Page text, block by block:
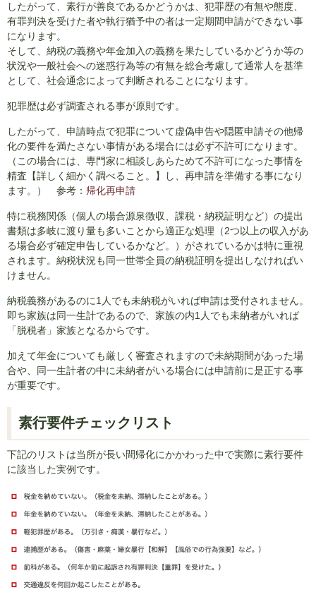
したがって、素行が善良であるかどうかは、犯罪歴の有無や態度、
有罪判決を受けた者や執行猶予中の者は一定期間申請ができない事
になります。
そして、納税の義務や年金加入の義務を果たしているかどうか等の
状況や一般社会への迷惑行為等の有無を総合考慮して通常人を基準
として、社会通念によって判断されることになります。
犯罪歴は必ず調査される事が原則です。
したがって、申請時点で犯罪について虚偽申告や隠匿申請その他帰
化の要件を満たさない事情がある場合には必ず不許可になります。
（この場合には、専門家に相談しあらためて不許可になった事情を
精査【詳しく細かく調べること。】し、再申請を準備する事になり
ます。） 参考： 帰化再申請
特に税務関係（個人の場合源泉徴収、課税・納税証明など）の提出
書類は多岐に渡り量も多いことから適正な処理（2つ以上の収入があ
る場合必ず確定申告しているかなど。）がされているかは特に重視
されます。納税状況も同一世帯全員の納税証明を提出しなければい
けません。
納税義務があるのに1人でも未納税がいれば申請は受付されません。
即ち家族は同一生計であるので、家族の内1人でも未納者がいれば
「脱税者」家族となるからです。
加えて年金についても厳しく審査されますので未納期間があった場
合や、同一生計者の中に未納者がいる場合には申請前に是正する事
が重要です。
素行要件チェックリスト
下記のリストは当所が長い間帰化にかかわった中で実際に素行要件
に該当した実例です。